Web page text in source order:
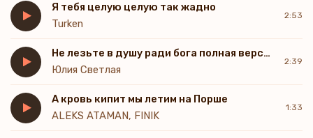
Я тебя целую целую так жадно
Turken
2:53
Не лезьте в душу ради бога полная версия
Юлия Светлая
2:39
А кровь кипит мы летим на Порше
ALEKS ATAMAN, FINIK
1:33